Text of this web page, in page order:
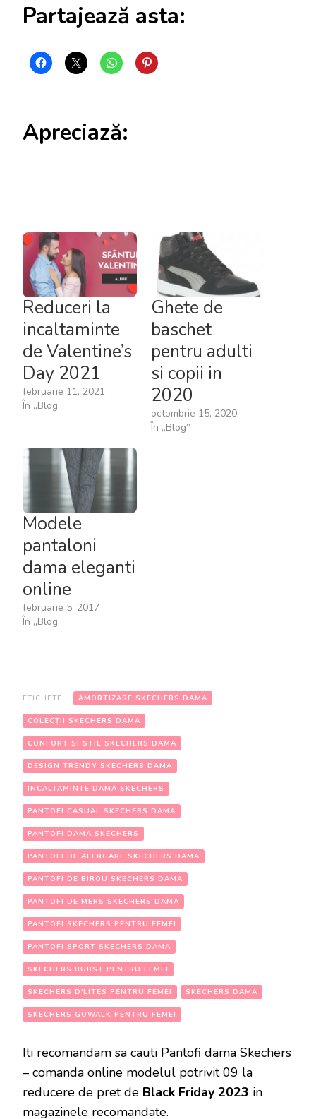
Partajează asta:
Apreciază:
Reduceri la
incaltaminte
de Valentine’s
Day 2021
februarie 11, 2021
În „Blog”
Ghete de
baschet
pentru adulti
si copii in
2020
octombrie 15, 2020
În „Blog”
Modele
pantaloni
dama eleganti
online
februarie 5, 2017
În „Blog”
ETICHETE: AMORTIZARE SKECHERS DAMA
COLECȚII SKECHERS DAMA
CONFORT SI STIL SKECHERS DAMA
DESIGN TRENDY SKECHERS DAMA
INCALTAMINTE DAMA SKECHERS
PANTOFI CASUAL SKECHERS DAMA
PANTOFI DAMA SKECHERS
PANTOFI DE ALERGARE SKECHERS DAMA
PANTOFI DE BIROU SKECHERS DAMA
PANTOFI DE MERS SKECHERS DAMA
PANTOFI SKECHERS PENTRU FEMEI
PANTOFI SPORT SKECHERS DAMA
SKECHERS BURST PENTRU FEMEI
SKECHERS D'LITES PENTRU FEMEI SKECHERS DAMA
SKECHERS GOWALK PENTRU FEMEI
Iti recomandam sa cauti Pantofi dama Skechers
– comanda online modelul potrivit 09 la
reducere de pret de Black Friday 2023 in
magazinele recomandate.